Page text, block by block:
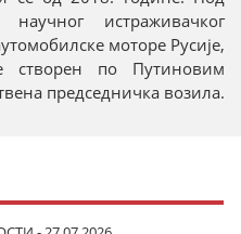
научног истраживачког
моторе Русије,
створен по Путиновим
председничка возила.